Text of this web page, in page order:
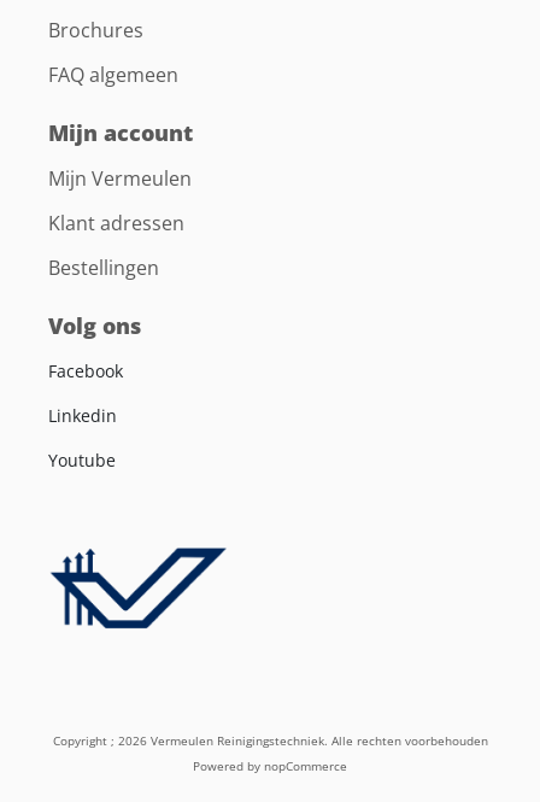
Brochures
FAQ algemeen
Mijn account
Mijn Vermeulen
Klant adressen
Bestellingen
Volg ons
Facebook
Linkedin
Youtube
Copyright ; 2026 Vermeulen Reinigingstechniek. Alle rechten voorbehouden
Powered by nopCommerce